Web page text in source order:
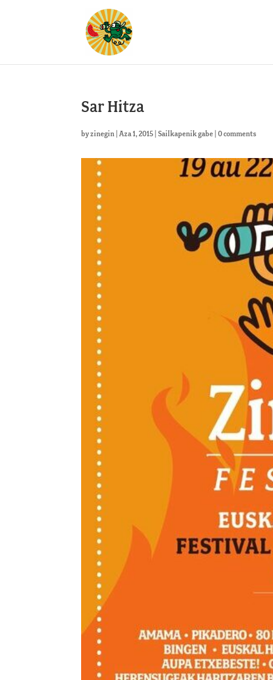
Sar Hitza
byzinegin |Aza 1, 2015 |Sailkapenik gabe |0 comments